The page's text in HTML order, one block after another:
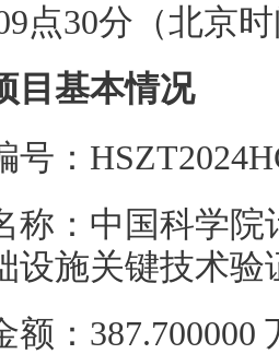
点30分（北京
目基本情况
号：
称：中国科学
设施关键技术验
额：387.700000